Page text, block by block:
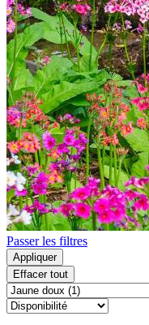
Passer les filtres
Appliquer
Effacer tout